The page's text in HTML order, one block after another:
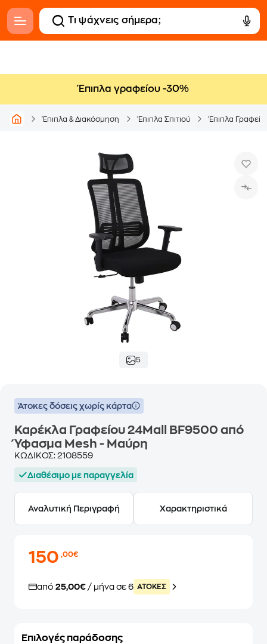
Έπιπλα γραφείου -30%
Έπιπλα & Διακόσμηση Έπιπλα Σπιτιού Έπιπλα
5
Άτοκες δόσεις χωρίς κάρτα
Καρέκλα Γραφείου 24Mall BF9500 από
Ύφασμα Mesh - Μαύρη
ΚΩΔΙΚΟΣ: 2108559
Διαθέσιμο με παραγγελία
Αναλυτική Περιγραφή Χαρακτηριστικά
150,00€
από 25,00€ / μήνα σε 6 ATOKEΣ
Επιλογές παράδοσης